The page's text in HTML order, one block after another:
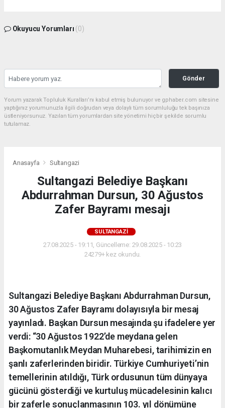
Okuyucu Yorumları (0)
Gönder
Yorum yazarak Topluluk Kuralları’nı kabul etmiş bulunuyor ve gphaber.com sitesine
yaptığınız yorumunuzla ilgili doğrudan veya dolaylı tüm sorumluluğu tek başınıza
üstleniyorsunuz. Yazılan tüm yorumlardan site yönetimi hiçbir şekilde sorumlu
tutulamaz.
Anasayfa Sultangazi
Sultangazi Belediye Başkanı
Abdurrahman Dursun, 30 Ağustos
Zafer Bayramı mesajı
SULTANGAZI
27.08.2025 - 19:11, Güncelleme: 29.08.2025 - 10:23
24279+ kez okundu.
Sultangazi Belediye Başkanı Abdurrahman Dursun,
30 Ağustos Zafer Bayramı dolayısıyla bir mesaj
yayınladı. Başkan Dursun mesajında şu ifadelere yer
verdi: “30 Ağustos 1922’de meydana gelen
Başkomutanlık Meydan Muharebesi, tarihimizin en
şanlı zaferlerinden biridir. Türkiye Cumhuriyeti’nin
temellerinin atıldığı, Türk ordusunun tüm dünyaya
gücünü gösterdiği ve kurtuluş mücadelesinin kalıcı
bir zaferle sonuçlanmasının 103. yıl dönümüne